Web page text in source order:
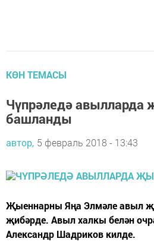
КӨН ТЕМАСЫ
Чүпрәледә авылларда
башланды
автор, 5 февраль 2018 - 13:43
Җыеннарны Яңа Элмәле авыл
җибәрде. Авыл халкы белән
Александр Шадриков килде.